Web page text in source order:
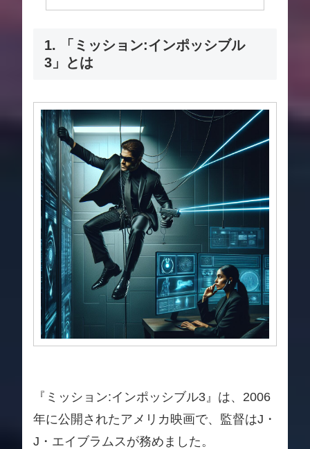
1. 「ミッション:インポッシブル
3」とは
『ミッション:インポッシブル3』は、2006
年に公開されたアメリカ映画で、監督はJ・
J・エイブラムスが務めました。